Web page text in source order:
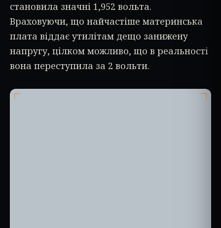
становила значні 1,952 вольта.
Враховуючи, що найчастіше материнська
плата віддає утилітам дещо занижену
напругу, цілком можливо, що в реальності
вона переступила за 2 вольти.